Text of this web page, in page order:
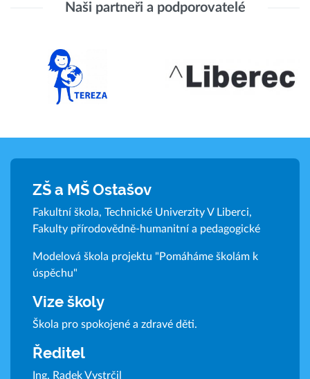
Naši partneři a podporovatelé
ZŠ a MŠ Ostašov
Fakultní škola, Technické Univerzity V Liberci,
Fakulty přírodovědně-humanitní a pedagogické
Modelová škola projektu "Pomáháme školám k
úspěchu"
Vize školy
Škola pro spokojené a zdravé děti.
Ředitel
Ing. Radek Vystrčil